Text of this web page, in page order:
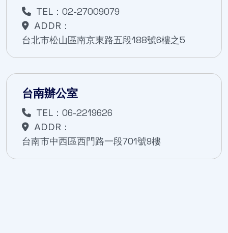
TEL： 02-27009079
ADDR：
台北市松山區南京東路五段188號6樓之5
台南辦公室
TEL： 06-2219626
ADDR：
台南市中西區西門路一段701號9樓